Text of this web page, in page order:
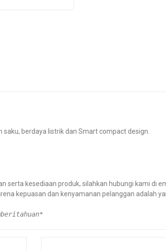
berdaya listrik dan Smart compact design.
serta kesediaan produk, silahkan hubungi kami di
kepuasan dan kenyamanan pelanggan adalah